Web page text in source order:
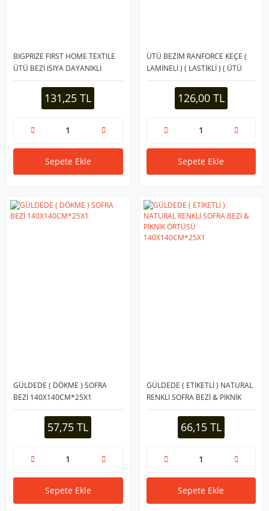
BIGPRIZE FIRST HOME TEXTILE
ÜTÜ BEZİ ISIYA DAYANIKLI
LARGE 140X52*100
131,25 TL
Sepete Ekle
ÜTÜ BEZİM RANFORCE KEÇE (
LAMİNELİ ) ( LASTİKLİ ) ( ÜTÜ
MASASI BEZİ ) ( 140X50CM ±
126,00 TL
Sepete Ekle
GÜLDEDE ( DÖKME ) SOFRA
BEZİ 140X140CM*25X1
57,75 TL
Sepete Ekle
GÜLDEDE ( ETİKETLİ ) NATURAL
RENKLİ SOFRA BEZİ & PİKNİK
ÖRTÜSÜ 140X140CM*25X1
66,15 TL
Sepete Ekle